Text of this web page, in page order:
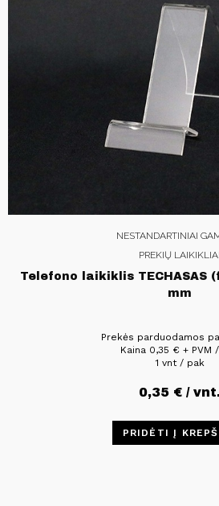
NESTANDARTINIAI
PREKIŲ LAIKIKLIAI
Telefono laikiklis TECHASAS
mm
Prekės parduodamos
Kaina 0,35 €+ PVM
1 vnt / pak
0,35 € /
PRIDĖTI Į